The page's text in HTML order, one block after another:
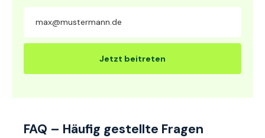
Jetzt beitreten
FAQ – Häufig gestellte Fragen